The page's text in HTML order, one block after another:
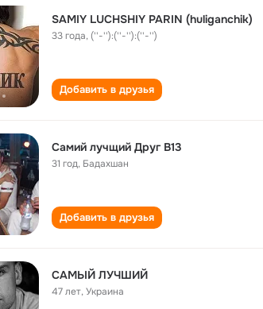
SAMIY LUCHSHIY PARIN (huliganchik)
33 года,(''-''):(''-''):(''-'')
Добавить в друзья
Самий лучщий Друг В13
31 год, Бадахшан
Добавить в друзья
САМЬIЙ ЛУЧШИЙ
47 лет,Украина